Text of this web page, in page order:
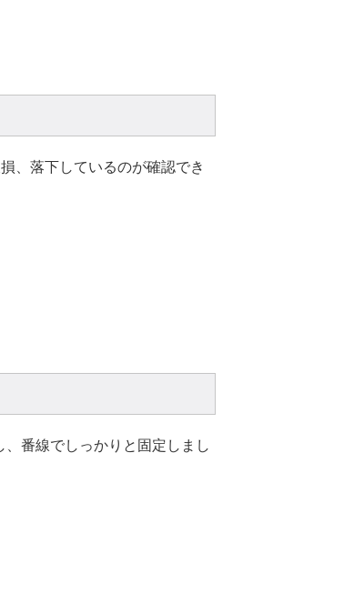
、落下しているのが確認でき
、番線でしっかりと固定しまし